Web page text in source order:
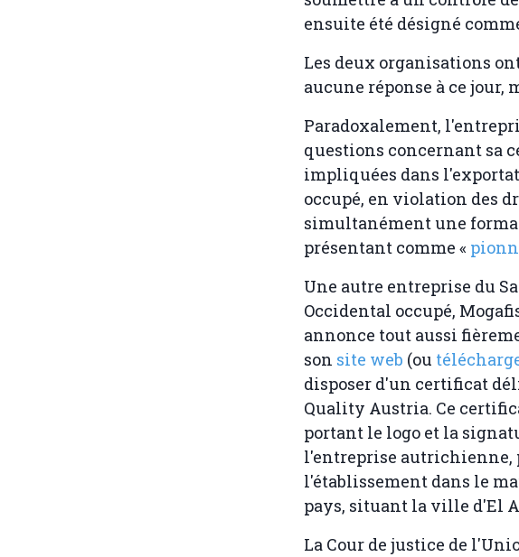
ensuite été désigné
Les deux organisations
aucune réponse à ce jour,
Paradoxalement,
questions concernant sa
impliquées dans
occupé, en violation des
simultanément une
présentant comme «
Une autre entreprise du
Occidental occupé,
annonce tout aussi
son site web (ou
disposer d'un certificat
Quality Austria. Ce
portant le logo et la
l'entreprise autrichienne,
l'établissement dans le
pays, situant la ville d'El
La Cour de justice de